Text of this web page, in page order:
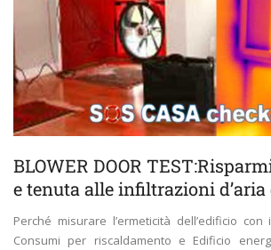
BLOWER DOOR
e tenuta alle infiltrazioni d’aria
Perché misurare l’ermeticità dell’edificio
Consumi per riscaldamento e Edificio